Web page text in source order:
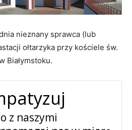
nieznany sprawca (lub
ołtarzyka przy kościele św.
Białymstoku.
z naszymi